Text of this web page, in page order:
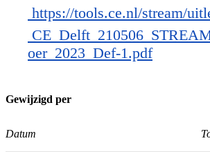
https://tools.ce.nl/stream/
oer_2023_Def-1.pdf
Gewijzigd per
Datum